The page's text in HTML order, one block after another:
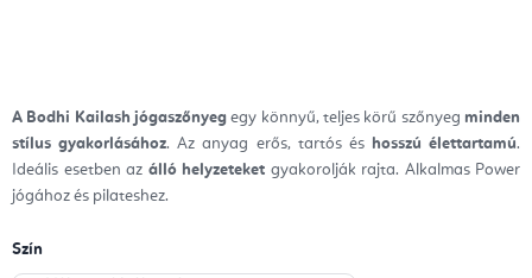
A Bodhi Kailash jógaszőnyeg egy könnyű, teljes körű szőnyeg minden
stílus gyakorlásához. Az anyag erős, tartós és hosszú élettartamú.
Ideális esetben az álló helyzeteket gyakorolják rajta. Alkalmas Power
jógához és pilateshez.
Szín